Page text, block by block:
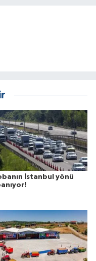
İstanbul yönü